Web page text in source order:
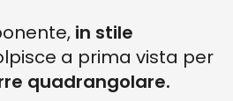
in stile
a prima vista per
quadrangolare.